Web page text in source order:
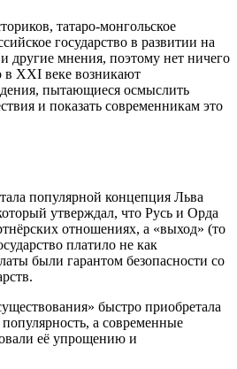
татаро-монгольское
государство в развитии на
другие мнения, поэтому нет ничего
в XXI веке возникают
пытающиеся осмыслить
и показать современникам это
популярной концепция Льва
утверждал, что Русь и Орда
отношениях, а «выход» (то
платило не как
были гарантом безопасности со
быстро приобретала
а современные
её упрощению и